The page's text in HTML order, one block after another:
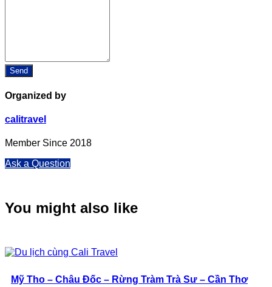
Organized by
calitravel
Member Since 2018
Ask a Question
You might also like
Mỹ Tho – Châu Đốc – Rừng Tràm Trà Sư – Cần Thơ